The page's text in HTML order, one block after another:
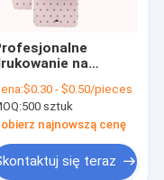
na
faliste
flet pudełko
tuck opakowania
do
$0.30 - $0.50/pieces
500 sztuk
najnowszą cenę
się teraz